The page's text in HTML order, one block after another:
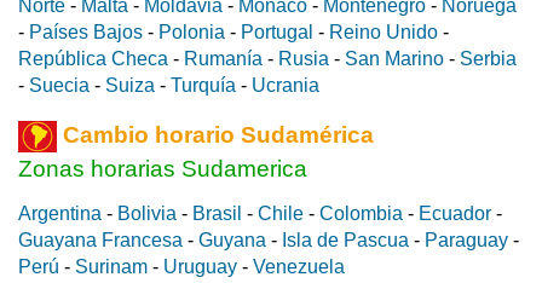
Norte - Malta - Moldavia - Mónaco - Montenegro - Noruega
- Países Bajos - Polonia - Portugal - Reino Unido -
República Checa - Rumanía - Rusia - San Marino - Serbia
- Suecia - Suiza - Turquía - Ucrania
Cambio horario Sudamérica
Zonas horarias Sudamerica
Argentina - Bolivia - Brasil - Chile - Colombia - Ecuador -
Guayana Francesa - Guyana - Isla de Pascua - Paraguay -
Perú - Surinam - Uruguay - Venezuela